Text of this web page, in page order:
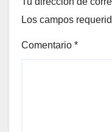
Los campos
Comentario *